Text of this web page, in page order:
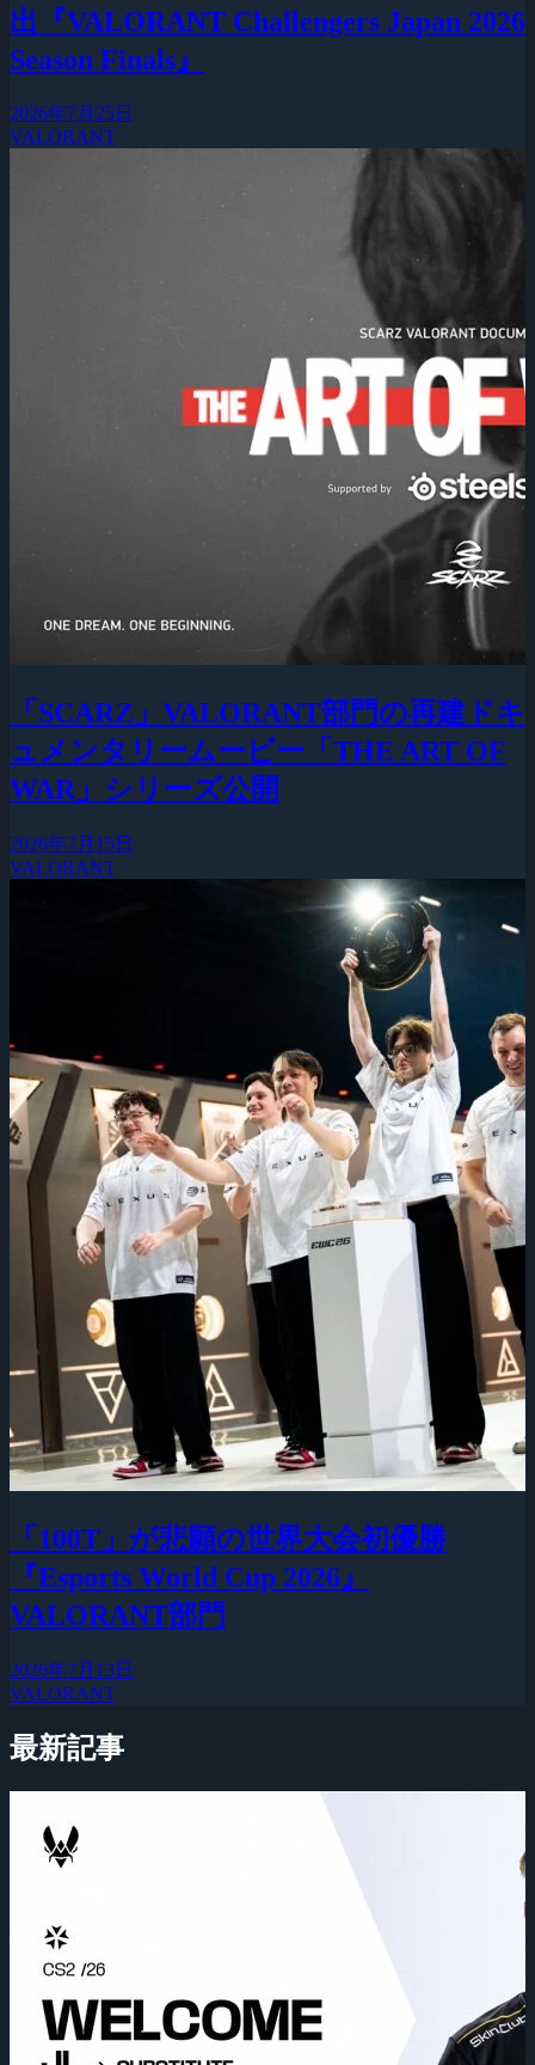
出『VALORANT Challengers Japan 2026
Season Finals』
2026年7月25日
VALORANT
「SCARZ」VALORANT部門の再建ドキ
ュメンタリームービー「THE ART OF
WAR」シリーズ公開
2026年7月15日
VALORANT
「100T」が悲願の世界大会初優勝
『Esports World Cup 2026』
VALORANT部門
2026年7月13日
VALORANT
最新記事